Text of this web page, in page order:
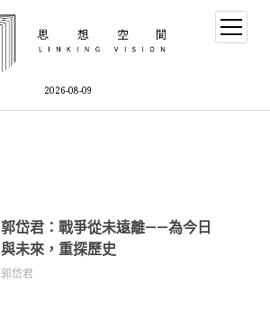
2026-08-09
郭岱君：戰爭從未遠離——為今日
與未來，重探歷史
郭岱君